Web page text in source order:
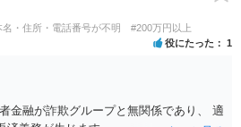
名・住所・電話番号が不明 #200万円以上
役にたった 1
金融が詐欺グループと無関係であり、 適